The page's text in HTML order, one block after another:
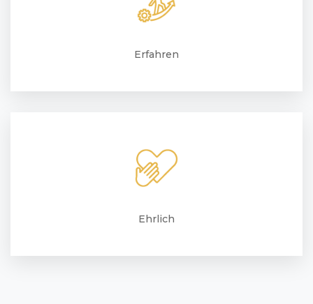
Erfahren
Ehrlich